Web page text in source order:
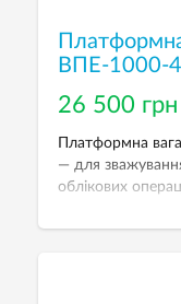
ВПЕ-1000-
26 500 грн
Платформна
— для
облікових
1500х1500 мм.